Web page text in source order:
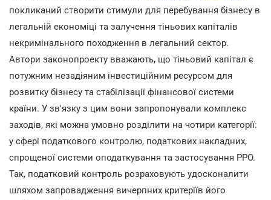
покликаний створити стимули для перебування бізнесу в
легальній економіці та залучення тіньових капіталів
некримінального походження в легальний сектор.
Автори законопроекту вважають, що тіньовий капітал є
потужним незадіяним інвестиційним ресурсом для
розвитку бізнесу та стабілізації фінансової системи
країни. У зв'язку з цим вони запропонували комплекс
заходів, які можна умовно розділити на чотири категорії:
у сфері податкового контролю, податкових накладних,
спрощеної системи оподаткування та застосування РРО.
Так, податковий контроль розраховують удосконалити
шляхом запровадження вичерпних критеріїв його